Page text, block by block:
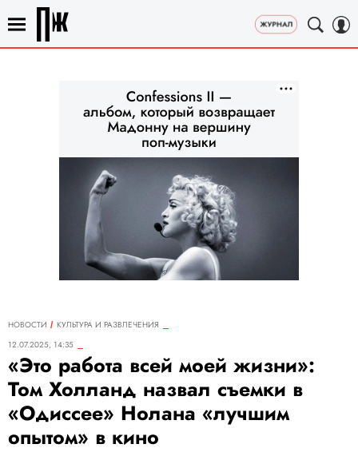
НОВОСТИ
КУЛЬТУРА И РАЗВЛЕЧЕНИЯ
12.07.2025, 14:35
«Это работа всей моей жизни»:
Том Холланд назвал съемки в
«Одиссее» Нолана «лучшим
опытом» в кино